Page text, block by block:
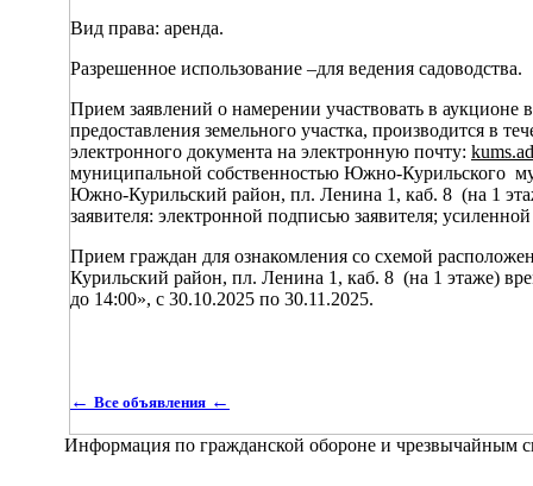
Вид права: аренда.
Разрешенное использование –для ведения садоводства.
Прием заявлений о намерении участвовать в аукционе
предоставления земельного участка, производится в
электронного документа на электронную почту: kums.
муниципальной собственностью Южно-Курильского
Южно-Курильский район, пл. Ленина 1, каб. 8 (на 1
заявителя: электронной подписью заявителя;
Прием граждан для ознакомления со схемой
Курильский район, пл. Ленина 1, каб. 8 (на 1 этаже)
до 14:00», с 30.10.2025 по 30.11.2025.
← Все объявления ←
Информация по гражданской обороне и чрезвычайным